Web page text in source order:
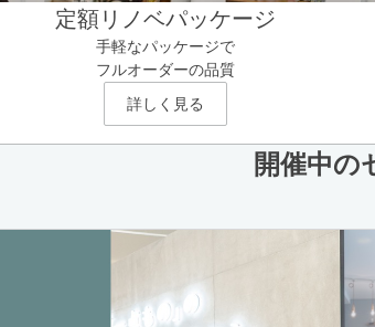
定額リノベパッケージ
手軽なパッケージで
フルオーダーの品質
詳しく見る
開催中の